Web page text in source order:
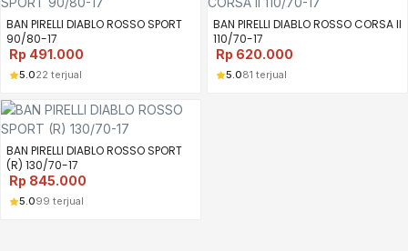
BAN PIRELLI DIABLO ROSSO SPORT
90/80-17
Rp 491.000
5.022 terjual
BAN PIRELLI DIABLO ROSSO CORSA II
110/70-17
Rp 620.000
5.081 terjual
BAN PIRELLI DIABLO ROSSO SPORT
(R) 130/70-17
Rp 845.000
5.099 terjual